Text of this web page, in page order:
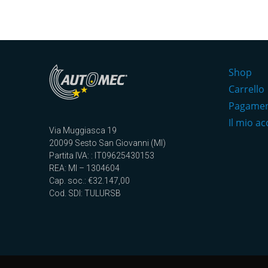
Via Muggiasca 19
20099 Sesto San Giovanni (MI)
Partita IVA: : IT09625430153
REA: MI – 1304604
Cap. soc.: €32.147,00
Cod. SDI: TULURSB
Shop
Carrello
Il mio